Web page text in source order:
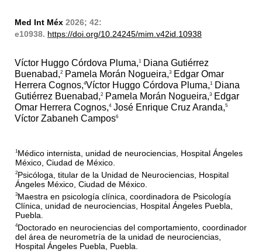
Med Int Méx 2026; 42:
e10938. https://doi.org/10.24245/mim.v42id.10938
Víctor Huggo Córdova Pluma,1
Diana Gutiérrez
Buenabad,2 Pamela Morán Nogueira,3
Edgar Omar
Herrera Cognos,4Víctor Huggo Córdova Pluma,1
Diana
Gutiérrez Buenabad,2 Pamela Morán Nogueira,3
Edgar
Omar Herrera Cognos,4José Enrique Cruz Aranda,5
Víctor Zabaneh Campos6
1Médico internista, unidad de neurociencias, Hospital Ángeles
México, Ciudad de México.
2Psicóloga, titular de la Unidad de Neurociencias, Hospital
Ángeles México, Ciudad de México.
3Maestra en psicología clínica, coordinadora de Psicología
Clínica, unidad de neurociencias, Hospital Ángeles Puebla,
Puebla.
4Doctorado en neurociencias del comportamiento, coordinador
del área de neurometría de la unidad de neurociencias,
Hospital Ángeles Puebla, Puebla.